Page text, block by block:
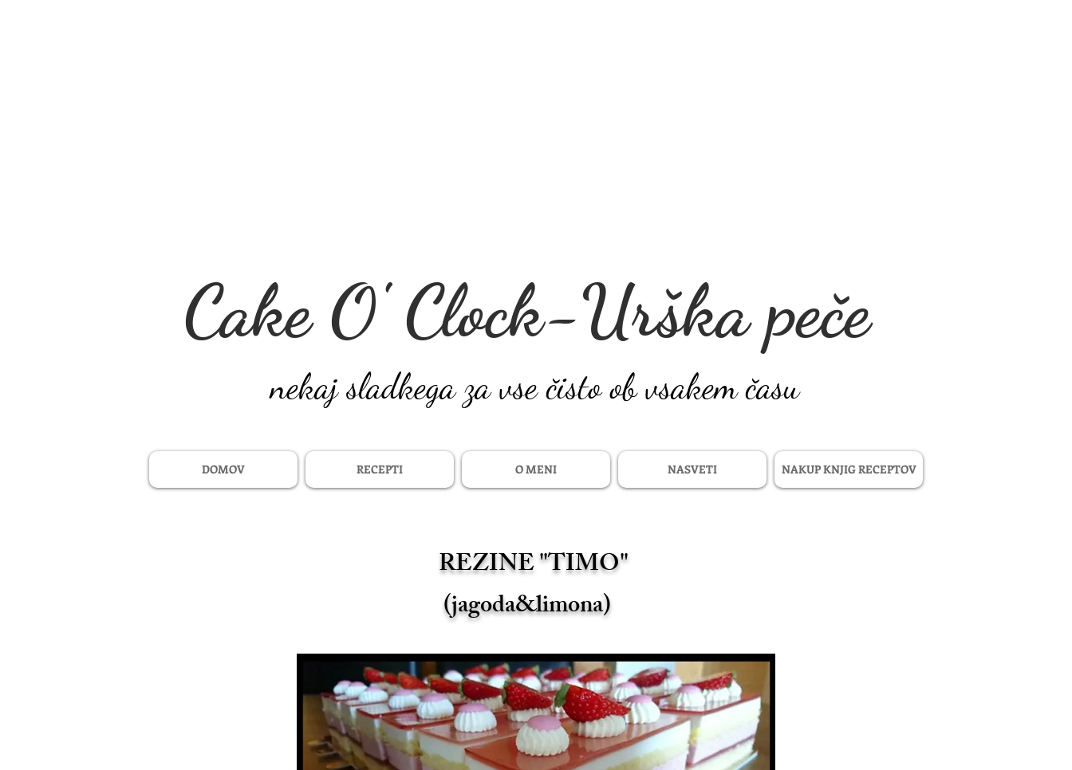
Cake O' Clock-Urška peče
nekaj sladkega za vse čisto ob vsakem času
DOMOV RECEPTI O MENI NASVETI NAKUP KNJIG RECEPTOV
REZINE "TIMO"
(jagoda&limona)